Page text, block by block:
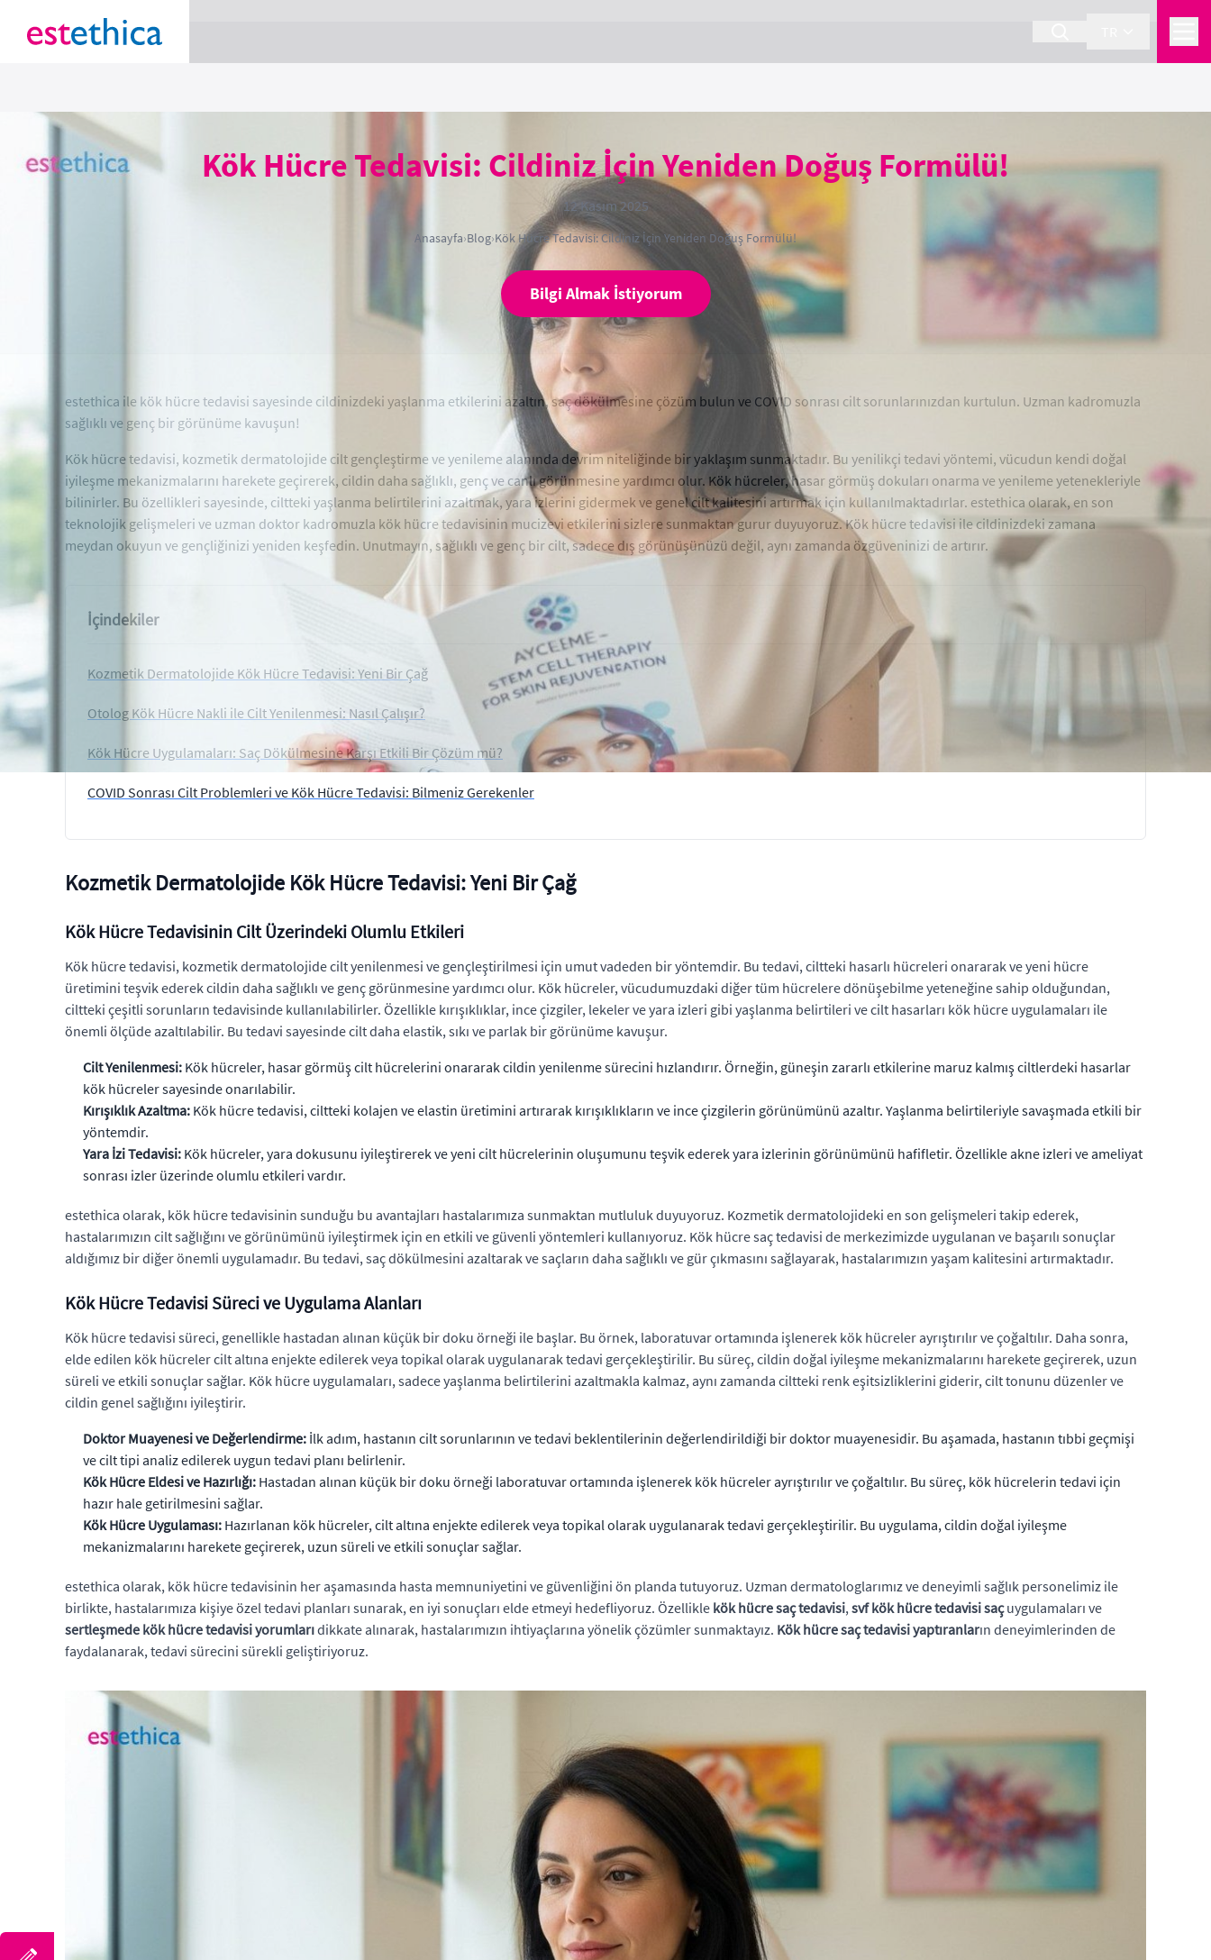
Kök Hücre Tedavisi: Cildiniz İçin Yeniden Doğuş Formülü!
12 Kasım 2025
Anasayfa›Blog›Kök Hücre Tedavisi: Cildiniz İçin Yeniden Doğuş Formülü!
Bilgi Almak İstiyorum
estethica ile kök hücre tedavisi sayesinde cildinizdeki yaşlanma etkilerini azaltın, saç dökülmesine çözüm bulun ve COVID sonrası cilt sorunlarınızdan kurtulun. Uzman kadromuzla
sağlıklı ve genç bir görünüme kavuşun!
Kök hücre tedavisi, kozmetik dermatolojide cilt gençleştirme ve yenileme alanında devrim niteliğinde bir yaklaşım sunmaktadır. Bu yenilikçi tedavi yöntemi, vücudun kendi doğal
iyileşme mekanizmalarını harekete geçirerek, cildin daha sağlıklı, genç ve canlı görünmesine yardımcı olur. Kök hücreler, hasar görmüş dokuları onarma ve yenileme yetenekleriyle
bilinirler. Bu özellikleri sayesinde, ciltteki yaşlanma belirtilerini azaltmak, yara izlerini gidermek ve genel cilt kalitesini artırmak için kullanılmaktadırlar. estethica olarak, en son
teknolojik gelişmeleri ve uzman doktor kadromuzla kök hücre tedavisinin mucizevi etkilerini sizlere sunmaktan gurur duyuyoruz. Kök hücre tedavisi ile cildinizdeki zamana
meydan okuyun ve gençliğinizi yeniden keşfedin. Unutmayın, sağlıklı ve genç bir cilt, sadece dış görünüşünüzü değil, aynı zamanda özgüveninizi de artırır.
İçindekiler
Kozmetik Dermatolojide Kök Hücre Tedavisi: Yeni Bir Çağ
Otolog Kök Hücre Nakli ile Cilt Yenilenmesi: Nasıl Çalışır?
Kök Hücre Uygulamaları: Saç Dökülmesine Karşı Etkili Bir Çözüm mü?
COVID Sonrası Cilt Problemleri ve Kök Hücre Tedavisi: Bilmeniz Gerekenler
Kozmetik Dermatolojide Kök Hücre Tedavisi: Yeni Bir Çağ
Kök Hücre Tedavisinin Cilt Üzerindeki Olumlu Etkileri
Kök hücre tedavisi, kozmetik dermatolojide cilt yenilenmesi ve gençleştirilmesi için umut vadeden bir yöntemdir. Bu tedavi, ciltteki hasarlı hücreleri onararak ve yeni hücre
üretimini teşvik ederek cildin daha sağlıklı ve genç görünmesine yardımcı olur. Kök hücreler, vücudumuzdaki diğer tüm hücrelere dönüşebilme yeteneğine sahip olduğundan,
ciltteki çeşitli sorunların tedavisinde kullanılabilirler. Özellikle kırışıklıklar, ince çizgiler, lekeler ve yara izleri gibi yaşlanma belirtileri ve cilt hasarları kök hücre uygulamaları ile
önemli ölçüde azaltılabilir. Bu tedavi sayesinde cilt daha elastik, sıkı ve parlak bir görünüme kavuşur.
Cilt Yenilenmesi: Kök hücreler, hasar görmüş cilt hücrelerini onararak cildin yenilenme sürecini hızlandırır. Örneğin, güneşin zararlı etkilerine maruz kalmış ciltlerdeki hasarlar
kök hücreler sayesinde onarılabilir.
Kırışıklık Azaltma: Kök hücre tedavisi, ciltteki kolajen ve elastin üretimini artırarak kırışıklıkların ve ince çizgilerin görünümünü azaltır. Yaşlanma belirtileriyle savaşmada etkili bir
yöntemdir.
Yara İzi Tedavisi: Kök hücreler, yara dokusunu iyileştirerek ve yeni cilt hücrelerinin oluşumunu teşvik ederek yara izlerinin görünümünü hafifletir. Özellikle akne izleri ve ameliyat
sonrası izler üzerinde olumlu etkileri vardır.
estethica olarak, kök hücre tedavisinin sunduğu bu avantajları hastalarımıza sunmaktan mutluluk duyuyoruz. Kozmetik dermatolojideki en son gelişmeleri takip ederek,
hastalarımızın cilt sağlığını ve görünümünü iyileştirmek için en etkili ve güvenli yöntemleri kullanıyoruz. Kök hücre saç tedavisi de merkezimizde uygulanan ve başarılı sonuçlar
aldığımız bir diğer önemli uygulamadır. Bu tedavi, saç dökülmesini azaltarak ve saçların daha sağlıklı ve gür çıkmasını sağlayarak, hastalarımızın yaşam kalitesini artırmaktadır.
Kök Hücre Tedavisi Süreci ve Uygulama Alanları
Kök hücre tedavisi süreci, genellikle hastadan alınan küçük bir doku örneği ile başlar. Bu örnek, laboratuvar ortamında işlenerek kök hücreler ayrıştırılır ve çoğaltılır. Daha sonra,
elde edilen kök hücreler cilt altına enjekte edilerek veya topikal olarak uygulanarak tedavi gerçekleştirilir. Bu süreç, cildin doğal iyileşme mekanizmalarını harekete geçirerek, uzun
süreli ve etkili sonuçlar sağlar. Kök hücre uygulamaları, sadece yaşlanma belirtilerini azaltmakla kalmaz, aynı zamanda ciltteki renk eşitsizliklerini giderir, cilt tonunu düzenler ve
cildin genel sağlığını iyileştirir.
Doktor Muayenesi ve Değerlendirme: İlk adım, hastanın cilt sorunlarının ve tedavi beklentilerinin değerlendirildiği bir doktor muayenesidir. Bu aşamada, hastanın tıbbi geçmişi
ve cilt tipi analiz edilerek uygun tedavi planı belirlenir.
Kök Hücre Eldesi ve Hazırlığı: Hastadan alınan küçük bir doku örneği laboratuvar ortamında işlenerek kök hücreler ayrıştırılır ve çoğaltılır. Bu süreç, kök hücrelerin tedavi için
hazır hale getirilmesini sağlar.
Kök Hücre Uygulaması: Hazırlanan kök hücreler, cilt altına enjekte edilerek veya topikal olarak uygulanarak tedavi gerçekleştirilir. Bu uygulama, cildin doğal iyileşme
mekanizmalarını harekete geçirerek, uzun süreli ve etkili sonuçlar sağlar.
estethica olarak, kök hücre tedavisinin her aşamasında hasta memnuniyetini ve güvenliğini ön planda tutuyoruz. Uzman dermatologlarımız ve deneyimli sağlık personelimiz ile
birlikte, hastalarımıza kişiye özel tedavi planları sunarak, en iyi sonuçları elde etmeyi hedefliyoruz. Özellikle kök hücre saç tedavisi,svf kök hücre tedavisi saçuygulamaları ve
sertleşmede kök hücre tedavisi yorumlarıdikkate alınarak, hastalarımızın ihtiyaçlarına yönelik çözümler sunmaktayız. Kök hücre saç tedavisi yaptıranların deneyimlerinden de
faydalanarak, tedavi sürecini sürekli geliştiriyoruz.